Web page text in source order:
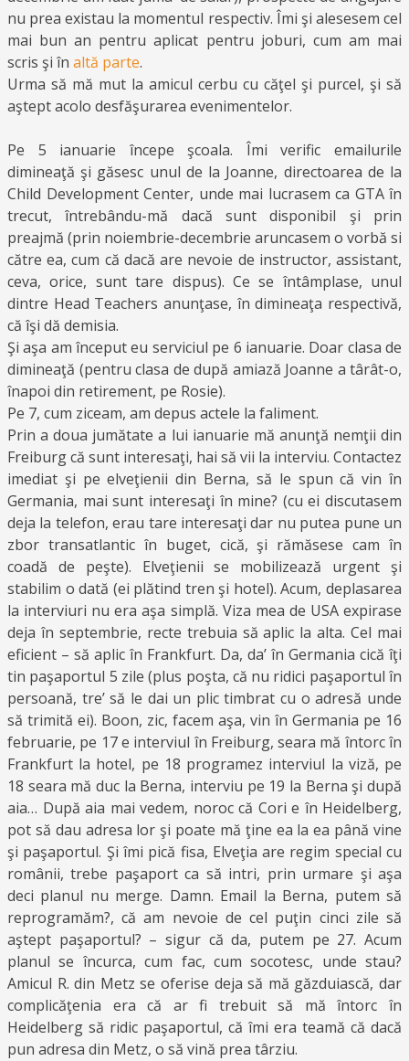
nu prea existau la momentul respectiv. Îmi şi alesesem cel
mai bun an pentru aplicat pentru joburi, cum am mai
scris şi în altă parte.
Urma să mă mut la amicul cerbu cu căţel şi purcel, şi să
aştept acolo desfăşurarea evenimentelor.
Pe 5 ianuarie începe şcoala. Îmi verific emailurile
dimineaţă şi găsesc unul de la Joanne, directoarea de la
Child Development Center, unde mai lucrasem ca GTA în
trecut, întrebându-mă dacă sunt disponibil şi prin
preajmă (prin noiembrie-decembrie aruncasem o vorbă si
către ea, cum că dacă are nevoie de instructor, assistant,
ceva, orice, sunt tare dispus). Ce se întâmplase, unul
dintre Head Teachers anunţase, în dimineaţa respectivă,
că îşi dă demisia.
Şi aşa am început eu serviciul pe 6 ianuarie. Doar clasa de
dimineaţă (pentru clasa de după amiază Joanne a târât-o,
înapoi din retirement, pe Rosie).
Pe 7, cum ziceam, am depus actele la faliment.
Prin a doua jumătate a lui ianuarie mă anunţă nemţii din
Freiburg că sunt interesaţi, hai să vii la interviu. Contactez
imediat şi pe elveţienii din Berna, să le spun că vin în
Germania, mai sunt interesaţi în mine? (cu ei discutasem
deja la telefon, erau tare interesaţi dar nu putea pune un
zbor transatlantic în buget, cică, şi rămăsese cam în
coadă de peşte). Elveţienii se mobilizează urgent şi
stabilim o dată (ei plătind tren şi hotel). Acum, deplasarea
la interviuri nu era aşa simplă. Viza mea de USA expirase
deja în septembrie, recte trebuia să aplic la alta. Cel mai
eficient – să aplic în Frankfurt. Da, da’ în Germania cică îţi
tin paşaportul 5 zile (plus poşta, că nu ridici paşaportul în
persoană, tre’ să le dai un plic timbrat cu o adresă unde
să trimită ei). Boon, zic, facem aşa, vin în Germania pe 16
februarie, pe 17 e interviul în Freiburg, seara mă întorc în
Frankfurt la hotel, pe 18 programez interviul la viză, pe
18 seara mă duc la Berna, interviu pe 19 la Berna şi după
aia… După aia mai vedem, noroc că Cori e în Heidelberg,
pot să dau adresa lor şi poate mă ţine ea la ea până vine
şi paşaportul. Şi îmi pică fisa, Elveţia are regim special cu
românii, trebe paşaport ca să intri, prin urmare şi aşa
deci planul nu merge. Damn. Email la Berna, putem să
reprogramăm?, că am nevoie de cel puţin cinci zile să
aştept paşaportul? – sigur că da, putem pe 27. Acum
planul se încurca, cum fac, cum socotesc, unde stau?
Amicul R. din Metz se oferise deja să mă găzduiască, dar
complicăţenia era că ar fi trebuit să mă întorc în
Heidelberg să ridic paşaportul, că îmi era teamă că dacă
pun adresa din Metz, o să vină prea târziu.